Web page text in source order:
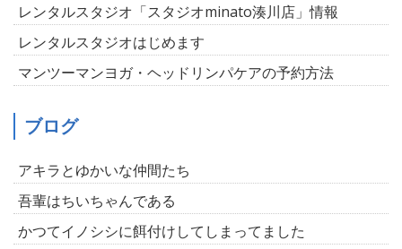
レンタルスタジオ「スタジオminato湊川店」情報
レンタルスタジオはじめます
マンツーマンヨガ・ヘッドリンパケアの予約方法
ブログ
アキラとゆかいな仲間たち
吾輩はちいちゃんである
かつてイノシシに餌付けしてしまってました